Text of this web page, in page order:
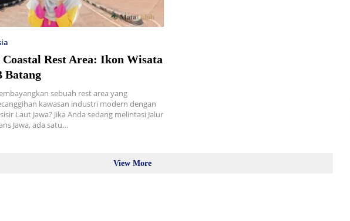
Rest Area: Ikon Wisata
Batang
sebuah rest area yang
kawasan industri modern dengan
Laut Jawa? Jika Anda sedang melintasi Jalur
Jawa, ada satu…
View More